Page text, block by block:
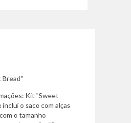
Kit "Sweet
inclui o saco com alças
o tamanho